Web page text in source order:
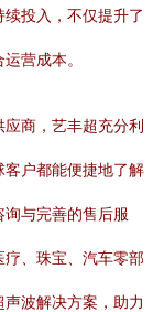
投入，不仅提升了
营成本。
商，艺丰超充分利
客户都能便捷地了解
与完善的售后服
、珠宝、汽车零部
波解决方案，助力